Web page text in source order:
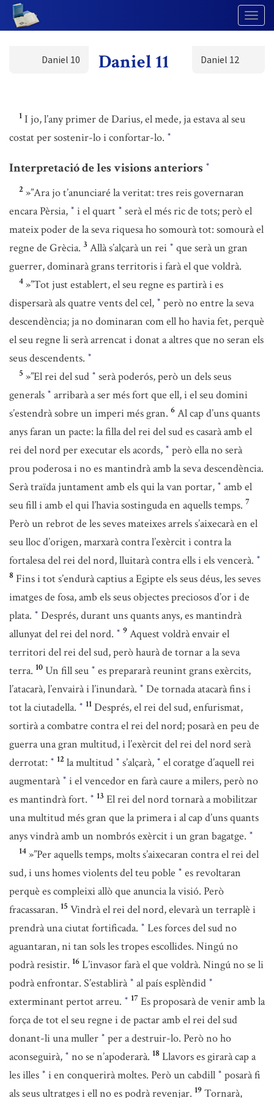
Daniel 10 Daniel 11 Daniel 12
1 I jo, l’any primer de Darius, el mede, ja estava al seu
costat per sostenir-lo i confortar-lo. *
Interpretació de les visions anteriors *
2 »”Ara jo t’anunciaré la veritat: tres reis governaran
encara Pèrsia, * i el quart * serà el més ric de tots; però el
mateix poder de la seva riquesa ho somourà tot: somourà el
regne de Grècia. 3 Allà s’alçarà un rei * que serà un gran
guerrer, dominarà grans territoris i farà el que voldrà.
4 »”Tot just establert, el seu regne es partirà i es
dispersarà als quatre vents del cel, * però no entre la seva
descendència; ja no dominaran com ell ho havia fet, perquè
el seu regne li serà arrencat i donat a altres que no seran els
seus descendents. *
5 »”El rei del sud * serà poderós, però un dels seus
generals * arribarà a ser més fort que ell, i el seu domini
s’estendrà sobre un imperi més gran. 6 Al cap d’uns quants
anys faran un pacte: la filla del rei del sud es casarà amb el
rei del nord per executar els acords, * però ella no serà
prou poderosa i no es mantindrà amb la seva descendència.
Serà traïda juntament amb els qui la van portar, * amb el
seu fill i amb el qui l’havia sostinguda en aquells temps. 7
Però un rebrot de les seves mateixes arrels s’aixecarà en el
seu lloc d’origen, marxarà contra l’exèrcit i contra la
fortalesa del rei del nord, lluitarà contra ells i els vencerà. *
8 Fins i tot s’endurà captius a Egipte els seus déus, les seves
imatges de fosa, amb els seus objectes preciosos d’or i de
plata. * Després, durant uns quants anys, es mantindrà
allunyat del rei del nord. * 9 Aquest voldrà envair el
territori del rei del sud, però haurà de tornar a la seva
terra. 10 Un fill seu * es prepararà reunint grans exèrcits,
l’atacarà, l’envairà i l’inundarà. * De tornada atacarà fins i
tot la ciutadella. * 11 Després, el rei del sud, enfurismat,
sortirà a combatre contra el rei del nord; posarà en peu de
guerra una gran multitud, i l’exèrcit del rei del nord serà
derrotat: * 12 la multitud * s’alçarà, * el coratge d’aquell rei
augmentarà * i el vencedor en farà caure a milers, però no
es mantindrà fort. * 13 El rei del nord tornarà a mobilitzar
una multitud més gran que la primera i al cap d’uns quants
anys vindrà amb un nombrós exèrcit i un gran bagatge. *
14 »”Per aquells temps, molts s’aixecaran contra el rei del
sud, i uns homes violents del teu poble * es revoltaran
perquè es compleixi allò que anuncia la visió. Però
fracassaran. 15 Vindrà el rei del nord, elevarà un terraplè i
prendrà una ciutat fortificada. * Les forces del sud no
aguantaran, ni tan sols les tropes escollides. Ningú no
podrà resistir. 16 L’invasor farà el que voldrà. Ningú no se li
podrà enfrontar. S’establirà * al país esplèndid *
exterminant pertot arreu. * 17 Es proposarà de venir amb la
força de tot el seu regne i de pactar amb el rei del sud
donant-li una muller * per a destruir-lo. Però no ho
aconseguirà, * no se n’apoderarà. 18 Llavors es girarà cap a
les illes * i en conquerirà moltes. Però un cabdill * posarà fi
als seus ultratges i ell no es podrà revenjar. 19 Tornarà,